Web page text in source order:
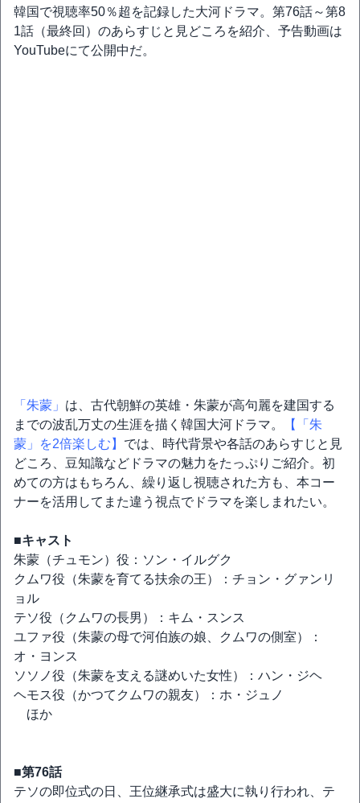
韓国で視聴率50％超を記録した大河ドラマ。第76話～第8
1話（最終回）のあらすじと見どころを紹介、予告動画は
YouTubeにて公開中だ。
「朱蒙」 は、古代朝鮮の英雄・朱蒙が高句麗を建国する
までの波乱万丈の生涯を描く韓国大河ドラマ。
【「朱
蒙」を2倍楽しむ】 では、時代背景や各話のあらすじと見
どころ、豆知識などドラマの魅力をたっぷりご紹介。初
めての方はもちろん、繰り返し視聴された方も、本コー
ナーを活用してまた違う視点でドラマを楽しまれたい。
■キャスト
朱蒙（チュモン）役：ソン・イルグク
クムワ役（朱蒙を育てる扶余の王）：チョン・グァンリ
ョル
テソ役（クムワの長男）：キム・スンス
ユファ役（朱蒙の母で河伯族の娘、クムワの側室）：
オ・ヨンス
ソソノ役（朱蒙を支える謎めいた女性）：ハン・ジヘ
ヘモス役（かつてクムワの親友）：ホ・ジュノ
ほか
■第76話
テソの即位式の日、王位継承式は盛大に執り行われ、テ